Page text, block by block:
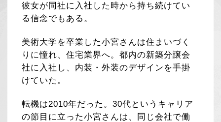
彼女が同社に入社した時から持ち続けてい
る信念でもある。
美術大学を卒業した小宮さんは住まいづく
りに憧れ、住宅業界へ。都内の新築分譲会
社に入社し、内装・外装のデザインを手掛
けていた。
転機は2010年だった。30代というキャリア
の節目に立った小宮さんは、同じ会社で働